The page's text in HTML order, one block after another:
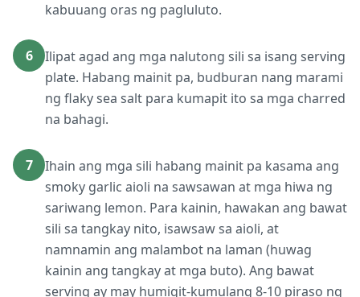
kabuuang oras ng pagluluto.
6
Ilipat agad ang mga nalutong sili sa isang serving
plate. Habang mainit pa, budburan nang marami
ng flaky sea salt para kumapit ito sa mga charred
na bahagi.
7
Ihain ang mga sili habang mainit pa kasama ang
smoky garlic aioli na sawsawan at mga hiwa ng
sariwang lemon. Para kainin, hawakan ang bawat
sili sa tangkay nito, isawsaw sa aioli, at
namnamin ang malambot na laman (huwag
kainin ang tangkay at mga buto). Ang bawat
serving ay may humigit-kumulang 8-10 piraso ng